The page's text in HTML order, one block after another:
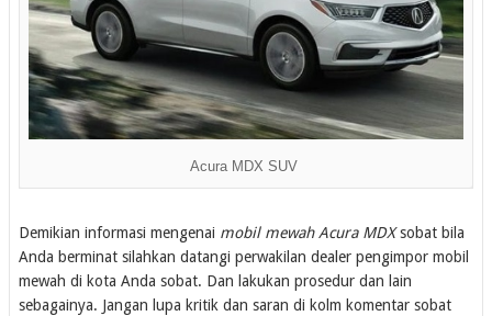
Acura MDX SUV
Demikian informasi mengenai mobil mewah Acura MDXsobat bila
Anda berminat silahkan datangi perwakilan dealer pengimpor mobil
mewah di kota Anda sobat. Dan lakukan prosedur dan lain
sebagainya. Jangan lupa kritik dan saran di kolm komentar sobat